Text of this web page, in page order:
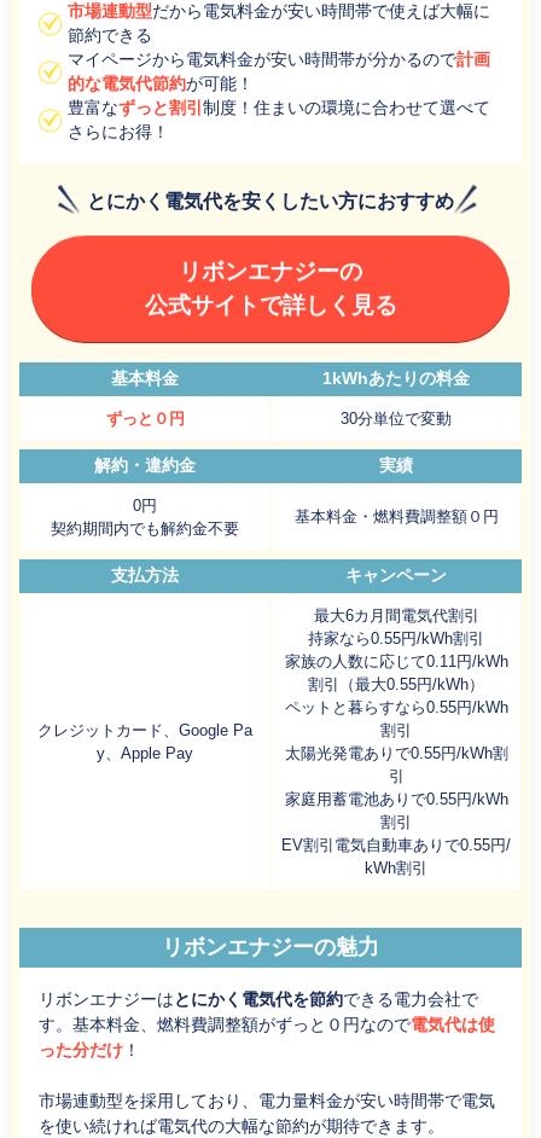
市場連動型だから電気料金が安い時間帯で使えば大幅に
節約できる
マイページから電気料金が安い時間帯が分かるので計画
的な電気代節約が可能！
豊富なずっと割引 制度！住まいの環境に合わせて選べて
さらにお得！
とにかく電気代を安くしたい方におすすめ
リボンエナジーの
公式サイトで詳しく見る
基本料金 1kWhあたりの料金
ずっと０円 30分単位で変動
解約・違約金 実績
0円
契約期間内でも解約金不要
基本料金・燃料費調整額０円
支払方法 キャンペーン
クレジットカード、Google Pa
y、Apple Pay
最大6カ月間電気代割引
持家なら0.55円/kWh割引
家族の人数に応じて0.11円/kWh
割引（最大0.55円/kWh）
ペットと暮らすなら0.55円/kWh
割引
太陽光発電ありで0.55円/kWh割
引
家庭用蓄電池ありで0.55円/kWh
割引
EV割引電気自動車ありで0.55円/
kWh割引
リボンエナジーの魅力
リボンエナジーは とにかく電気代を節約できる電力会社で
す。基本料金、燃料費調整額がずっと０円なので電気代は使
った分だけ ！
市場連動型を採用しており、電力量料金が安い時間帯で電気
を使い続ければ電気代の大幅な節約が期待できます。